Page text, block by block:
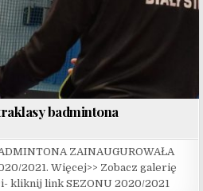
badmintona
ZAINAUGUROWAŁA
2021. Więcej>> Zobacz galerię
kliknij link SEZONU 2020/2021